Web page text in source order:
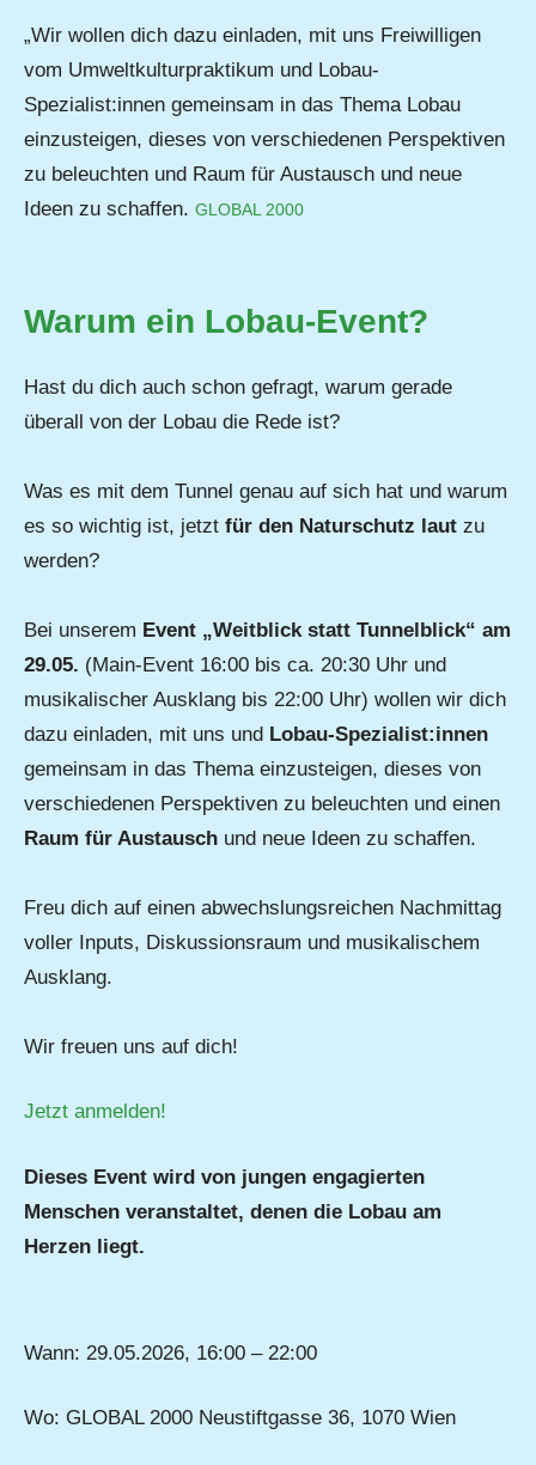
„Wir wollen dich dazu einladen, mit uns Freiwilligen
vom Umweltkulturpraktikum und Lobau-
Spezialist:innen gemeinsam in das Thema Lobau
einzusteigen, dieses von verschiedenen Perspektiven
zu beleuchten und Raum für Austausch und neue
Ideen zu schaffen. GLOBAL 2000
Warum ein Lobau-Event?
Hast du dich auch schon gefragt, warum gerade
überall von der Lobau die Rede ist?
Was es mit dem Tunnel genau auf sich hat und warum
es so wichtig ist, jetzt für den Naturschutz laut zu
werden?
Bei unserem Event „Weitblick statt Tunnelblick“ am
29.05. (Main-Event 16:00 bis ca. 20:30 Uhr und
musikalischer Ausklang bis 22:00 Uhr) wollen wir dich
dazu einladen, mit uns und Lobau-Spezialist:innen
gemeinsam in das Thema einzusteigen, dieses von
verschiedenen Perspektiven zu beleuchten und einen
Raum für Austausch und neue Ideen zu schaffen.
Freu dich auf einen abwechslungsreichen Nachmittag
voller Inputs, Diskussionsraum und musikalischem
Ausklang.
Wir freuen uns auf dich!
Jetzt anmelden!
Dieses Event wird von jungen engagierten
Menschen veranstaltet, denen die Lobau am
Herzen liegt.
Wann: 29.05.2026, 16:00 – 22:00
Wo: GLOBAL 2000 Neustiftgasse 36, 1070 Wien